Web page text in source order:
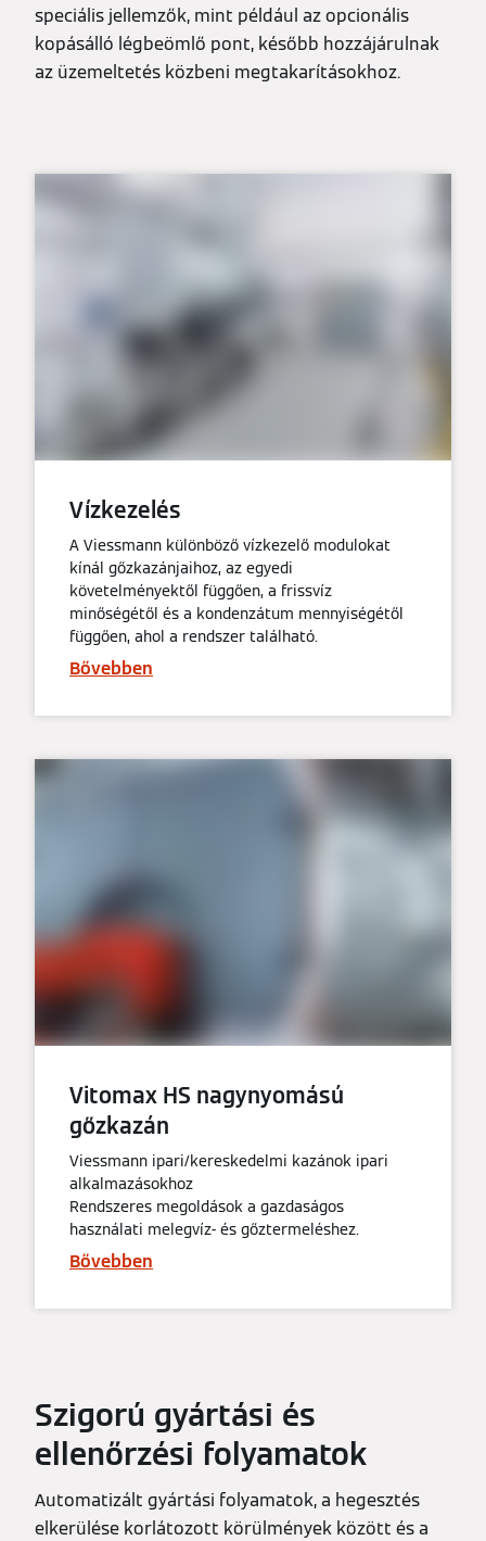
speciális jellemzők, mint például az opcionális
kopásálló légbeömlő pont, később hozzájárulnak
az üzemeltetés közbeni megtakarításokhoz.
Vízkezelés
A Viessmann különböző vízkezelő modulokat
kínál gőzkazánjaihoz, az egyedi
követelményektől függően, a frissvíz
minőségétől és a kondenzátum mennyiségétől
függően, ahol a rendszer található.
Bővebben
Vitomax HS nagynyomású
gőzkazán
Viessmann ipari/kereskedelmi kazánok ipari
alkalmazásokhoz
Rendszeres megoldások a gazdaságos
használati melegvíz- és gőztermeléshez.
Bővebben
Szigorú gyártási és
ellenőrzési folyamatok
Automatizált gyártási folyamatok, a hegesztés
elkerülése korlátozott körülmények között és a